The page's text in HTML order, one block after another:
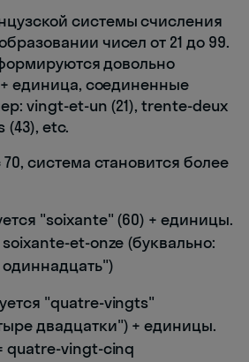
системы счисления
чисел от 21 до 99.
довольно
единица, соединенные
vingt-et-un (21), trente-deux
(43), etc.
система становится более
"soixante" (60) + единицы.
soixante-et-onze (буквально:
"quatre-vingts"
двадцатки") + единицы.
quatre-vingt-cinq